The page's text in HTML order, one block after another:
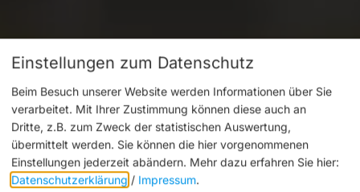
Einstellungen zum Datenschutz
Beim Besuch unserer Website werden Informationen über Sie
verarbeitet. Mit Ihrer Zustimmung können diese auch an
Dritte, z.B. zum Zweck der statistischen Auswertung,
übermittelt werden. Sie können die hier vorgenommenen
Einstellungen jederzeit abändern. Mehr dazu erfahren Sie hier:
Datenschutzerklärung / Impressum.